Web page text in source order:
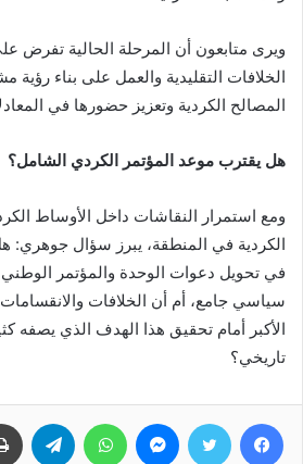
ويرى متابعون أن المرحلة الحالية تفرض
الخلافات التقليدية والعمل على بناء رؤية
المصالح الكردية وتعزيز حضورها في
هل يقترب موعد المؤتمر الكردي الشامل؟
ومع استمرار النقاشات داخل الأوساط
الكردية في المنطقة، يبرز سؤال جوهري:
في تحويل دعوات الوحدة والمؤتمر
سياسي جامع، أم أن الخلافات
الأكبر أمام تحقيق هذا الهدف الذي يصفه
تاريخي؟
فيسبوك تويتر ماسنجر واتساب